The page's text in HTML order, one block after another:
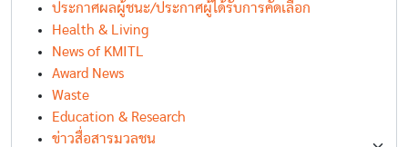
ประกาศผลผู้ชนะ/ประกาศผู้ได้รับการคัดเลือก
Health & Living
News of KMITL
Award News
Waste
Education & Research
ข่าวสื่อสารมวลชน